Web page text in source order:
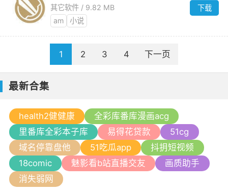
其它软件 / 9.82 MB
am
小说
下载
1 2 3 4 下一页
最新合集
health2健健康
全彩库番库漫画acg
里番库全彩本子库
易得花贷款
51cg
域名停靠盘他
51吃瓜app
抖抈短视频
18comic
魅影看b站直播交友
画质助手
消失弱网